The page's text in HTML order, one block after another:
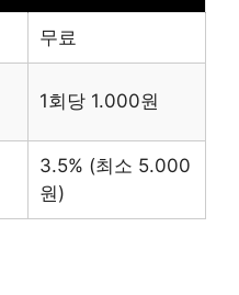
무료
1회당 1.000원
3.5% (최소 5.000
원)